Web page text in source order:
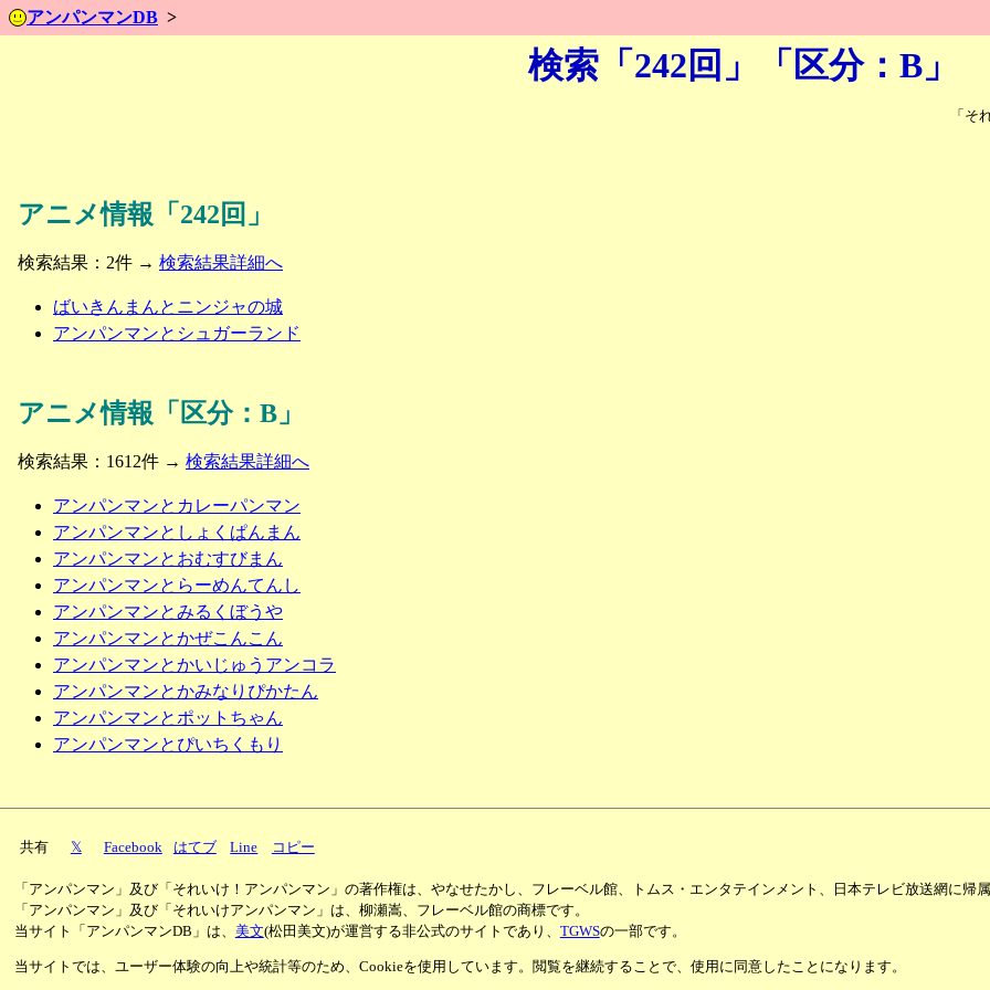
アンパンマンDB
検索「242回」「区分：B」
「そ
アニメ情報「242回」
検索結果：2件 → 検索結果詳細へ
ばいきんまんとニンジャの城
アンパンマンとシュガーランド
アニメ情報「区分：B」
検索結果：1612件 → 検索結果詳細へ
アンパンマンとカレーパンマン
アンパンマンとしょくぱんまん
アンパンマンとおむすびまん
アンパンマンとらーめんてんし
アンパンマンとみるくぼうや
アンパンマンとかぜこんこん
アンパンマンとかいじゅうアンコラ
アンパンマンとかみなりぴかたん
アンパンマンとポットちゃん
アンパンマンとぴいちくもり
共有 𝕏 Facebook はてブ Line コピー
「アンパンマン」及び「それいけ！アンパンマン」の著作権は、やなせたかし、フレーベル館、トムス・エンタテインメント、日本テレビ放送網に帰属
「アンパンマン」及び「それいけアンパンマン」は、柳瀬嵩、フレーベル館の商標です。
当サイト「アンパンマンDB」は、 美文(松田美文)が運営する非公式のサイトであり、 TGWSの一部です。
当サイトでは、ユーザー体験の向上や統計等のため、Cookieを使用しています。閲覧を継続することで、使用に同意したことになります。